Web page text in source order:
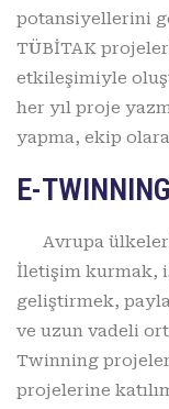
potansiyellerini
TÜBİTAK
etkileşimiyle
her yıl proje
yapma, ekip
E-
Avrupa
İletişim kurmak,
geliştirmek,
ve uzun vadeli
Twinning
projelerine